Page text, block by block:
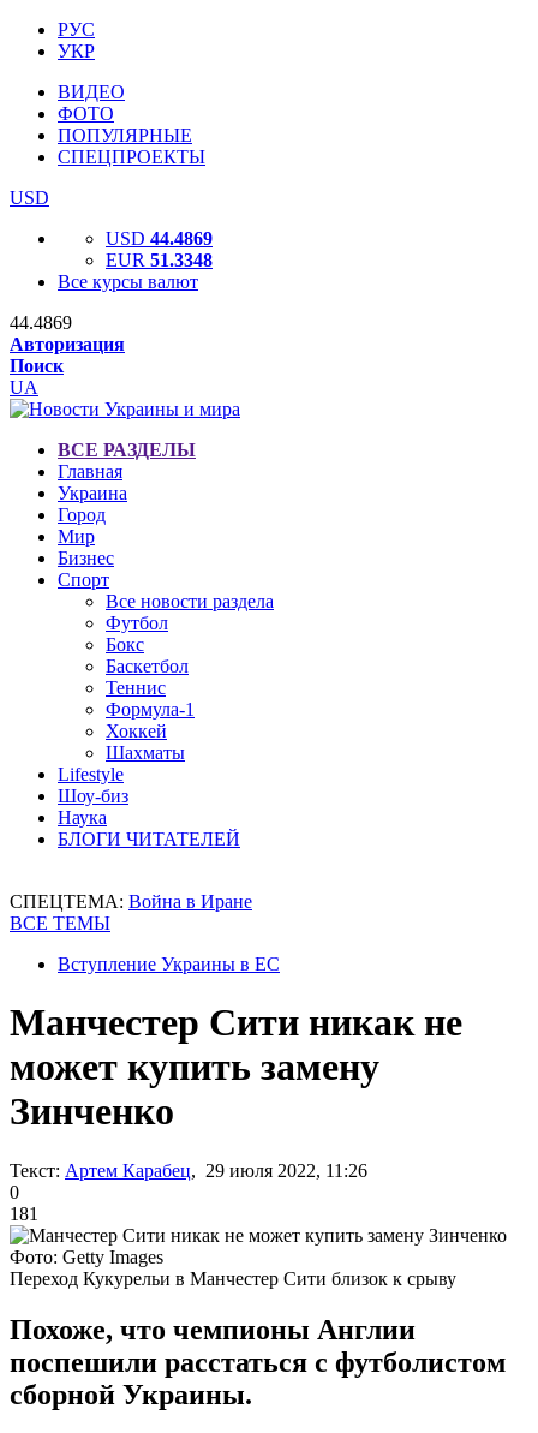
РУС
УКР
ВИДЕО
ФОТО
ПОПУЛЯРНЫЕ
СПЕЦПРОЕКТЫ
USD
USD 44.4869
EUR 51.3348
Все курсы валют
44.4869
Авторизация
Поиск
UA
ВСЕ РАЗДЕЛЫ
Главная
Украина
Город
Мир
Бизнес
Спорт
Все новости раздела
Футбол
Бокс
Баскетбол
Теннис
Формула-1
Хоккей
Шахматы
Lifestyle
Шоу-биз
Наука
БЛОГИ ЧИТАТЕЛЕЙ
СПЕЦТЕМА: Война в Иране
ВСЕ ТЕМЫ
Вступление Украины в ЕС
Манчестер Сити никак не
может купить замену
Зинченко
Текст: Артем Карабец, 29 июля 2022, 11:26
0
181
Фото: Getty Images
Переход Кукурельи в Манчестер Сити близок к срыву
Похоже, что чемпионы Англии
поспешили расстаться с футболистом
сборной Украины.